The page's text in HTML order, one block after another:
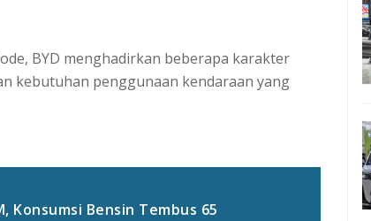
BYD menghadirkan beberapa karakter
kebutuhan penggunaan kendaraan yang
Konsumsi Bensin Tembus 65